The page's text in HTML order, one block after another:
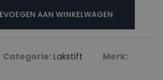
AAN WINKELWAGEN
Categorie: Lakstift
Merk: